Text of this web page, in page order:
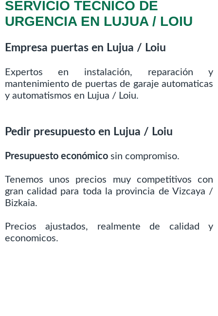
SERVICIO TÉCNICO DE
URGENCIA EN LUJUA / LOIU
Empresa puertas en Lujua / Loiu
Expertos en instalación, reparación y
mantenimiento de puertas de garaje automaticas
y automatismos en Lujua / Loiu.
Pedir presupuesto en Lujua / Loiu
Presupuesto económicosin compromiso.
Tenemos unos precios muy competitivos con
gran calidad para toda la provincia de Vizcaya /
Bizkaia.
Precios ajustados, realmente de calidad y
economicos.